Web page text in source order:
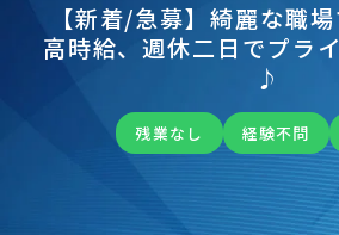
【新着/急募】綺麗な職
高時給、週休二日でプラ
♪
残業なし 経験不問